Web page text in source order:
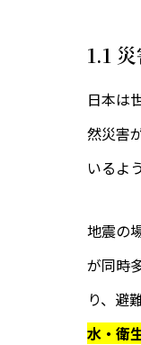
1.1
日本は
然災害
いるよ
地震の
が同時
り、避
水・衛